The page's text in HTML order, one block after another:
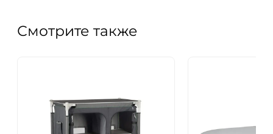
Смотрите также